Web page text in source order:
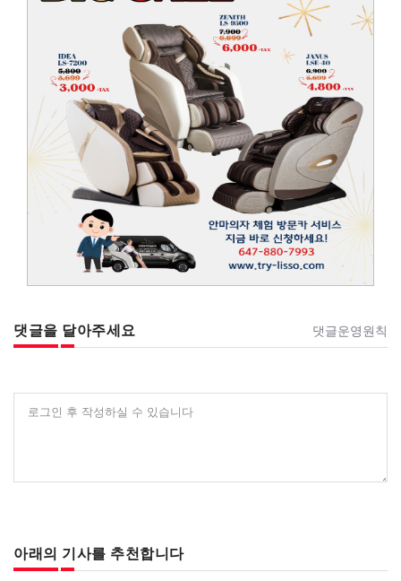
댓글을 달아주세요 댓글운영원칙
로그인 후 작성하실 수 있습니다
아래의 기사를 추천합니다